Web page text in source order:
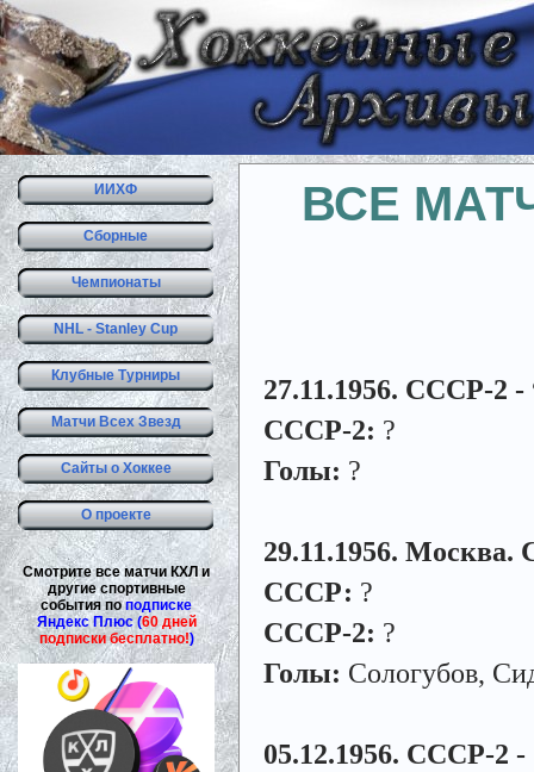
ИИХФ
Сборные
Чемпионаты
NHL - Stanley Cup
Клубные Турниры
Матчи Всех Звезд
Сайты о Хоккее
О проекте
Смотрите все матчи КХЛ и
другие спортивные
события поподписке
Яндекс Плюс (60 дней
подписки бесплатно!)
ВСЕ
27.11.1956. СССР-2
СССР-2: ?
Голы: ?
29.11.1956.
СССР: ?
СССР-2: ?
Голы: Сологубов,
05.12.1956. СССР-2